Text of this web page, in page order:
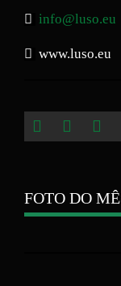
info@luso.eu
www.luso.eu
FOTO DO